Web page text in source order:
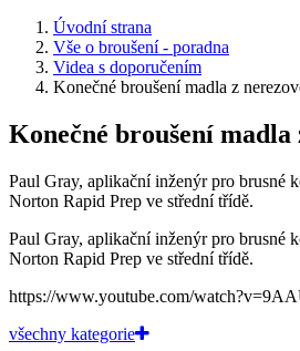
Úvodní strana
Vše o broušení - poradna
Videa s doporučením
Konečné broušení madla z
Konečné broušení madla
Paul Gray, aplikační inženýr pro brusné
Norton Rapid Prep ve střední třídě.
Paul Gray, aplikační inženýr pro brusné
Norton Rapid Prep ve střední třídě.
https://www.youtube.com/
všechny kategorie